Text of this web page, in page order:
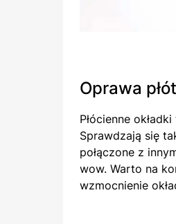
Oprawa
Płócienne
Sprawdzają się
połączone z
wow. Warto na
wzmocnienie